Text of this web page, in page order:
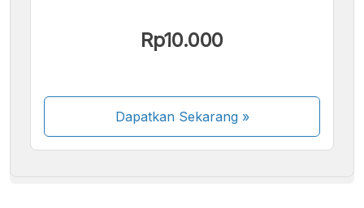
Rp10.000
Dapatkan Sekarang»
Beberapa metode pembayaran masih dalam